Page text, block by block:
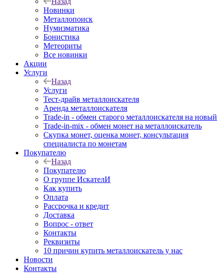
Новинки
Металлопоиск
Нумизматика
Бонистика
Метеориты
Все новинки
Акции
Услуги
Назад
Услуги
Тест-драйв металлоискателя
Аренда металлоискателя
Trade-in - обмен старого металлоискателя на новый
Trade-in-mix - обмен монет на металлоискатель
Скупка монет, оценка монет, консультация
специалиста по монетам
Покупателю
Назад
Покупателю
О группе ИскателИ
Как купить
Оплата
Рассрочка и кредит
Доставка
Вопрос - ответ
Контакты
Реквизиты
10 причин купить металлоискатель у нас
Новости
Контакты